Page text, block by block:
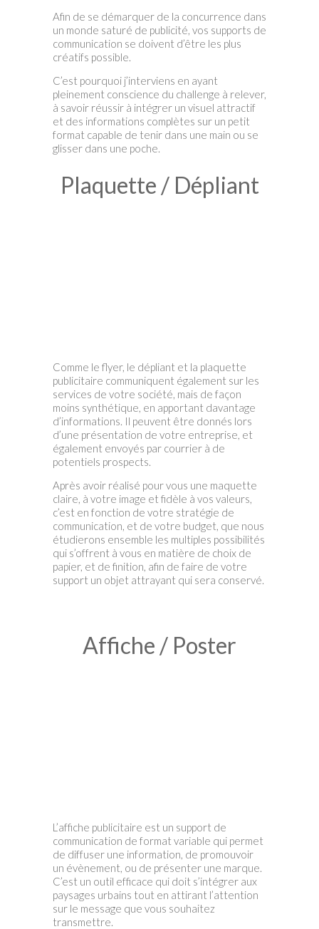
Afin de se démarquer de la concurrence dans
un monde saturé de publicité, vos supports de
communication se doivent d’être les plus
créatifs possible.
C’est pourquoi j’interviens en ayant
pleinement conscience du challenge à relever,
à savoir réussir à intégrer un visuel attractif
et des informations complètes sur un petit
format capable de tenir dans une main ou se
glisser dans une poche.
Plaquette / Dépliant
Comme le flyer, le dépliant et la plaquette
publicitaire communiquent également sur les
services de votre société, mais de façon
moins synthétique, en apportant davantage
d’informations. Il peuvent être donnés lors
d’une présentation de votre entreprise, et
également envoyés par courrier à de
potentiels prospects.
Après avoir réalisé pour vous une maquette
claire, à votre image et fidèle à vos valeurs,
c’est en fonction de votre stratégie de
communication, et de votre budget, que nous
étudierons ensemble les multiples possibilités
qui s’offrent à vous en matière de choix de
papier, et de finition, afin de faire de votre
support un objet attrayant qui sera conservé.
Affiche / Poster
L’affiche publicitaire est un support de
communication de format variable qui permet
de diffuser une information, de promouvoir
un évènement, ou de présenter une marque.
C’est un outil efficace qui doit s’intégrer aux
paysages urbains tout en attirant l’attention
sur le message que vous souhaitez
transmettre.